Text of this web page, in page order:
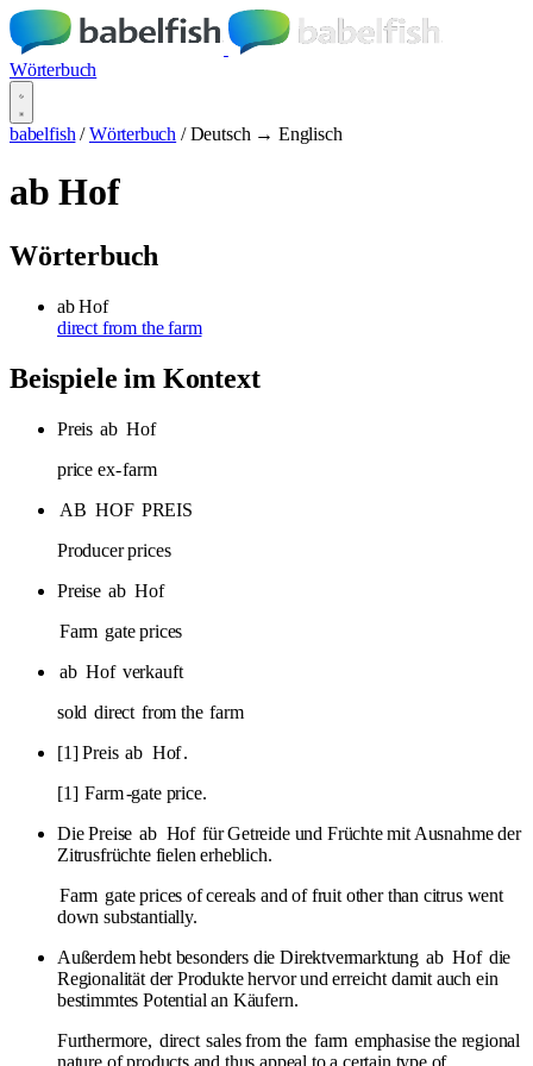
Wörterbuch
babelfish / Wörterbuch / Deutsch → Englisch
ab Hof
Wörterbuch
ab Hof
direct from the farm
Beispiele im Kontext
Preis ab Hof
price ex-farm
AB HOF PREIS
Producer prices
Preise ab Hof
Farm gate prices
ab Hof verkauft
sold direct from the farm
[1] Preis ab Hof.
[1] Farm-gate price.
Die Preise ab Hof für Getreide und Früchte mit Ausnahme der
Zitrusfrüchte fielen erheblich.
Farm gate prices of cereals and of fruit other than citrus went
down substantially.
Außerdem hebt besonders die Direktvermarktung ab Hof die
Regionalität der Produkte hervor und erreicht damit auch ein
bestimmtes Potential an Käufern.
Furthermore, direct sales from the farm emphasise the regional
nature of products and thus appeal to a certain type of